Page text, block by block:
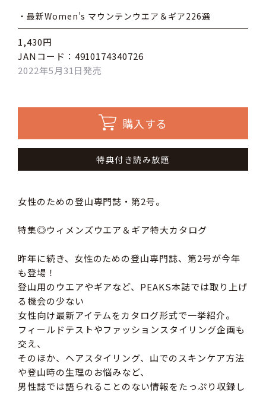
・最新Women’s マウンテンウエア＆ギア226選
1,430円
JANコード：4910174340726
2022年5月31日発売
購入する
特典付き読み放題
女性のための登山専門誌・第2号。
特集◎ウィメンズウエア＆ギア特大カタログ
昨年に続き、女性のための登山専門誌、第2号が今年
も登場！
登山用のウエアやギアなど、PEAKS本誌では取り上げ
る機会の少ない
女性向け最新アイテムをカタログ形式で一挙紹介。
フィールドテストやファッションスタイリング企画も
交え、
そのほか、ヘアスタイリング、山でのスキンケア方法
や登山時の生理のお悩みなど、
男性誌では語られることのない情報をたっぷり収録し